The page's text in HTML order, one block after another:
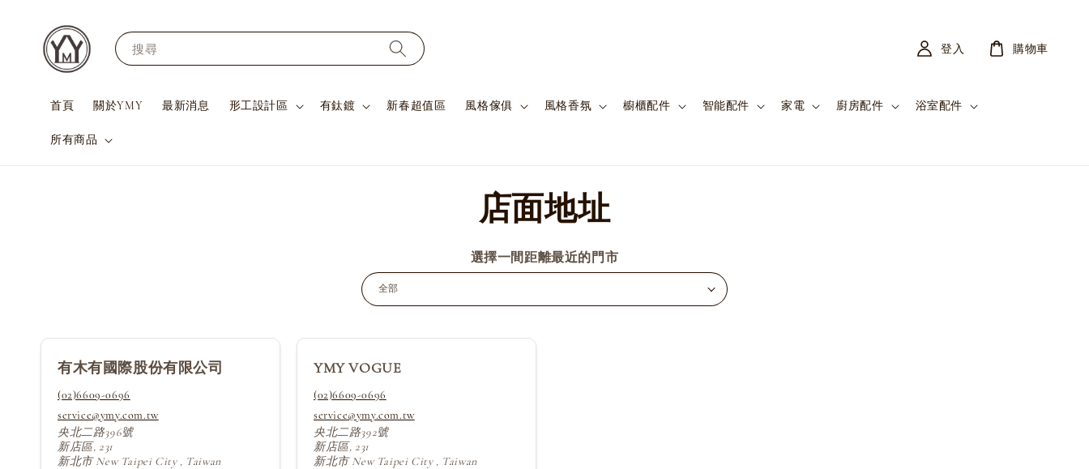
搜尋
首頁 關於YMY 最新消息 形工設計區 有鈦鍍 新春超值區 風格傢俱 風格香氛 櫥櫃配件 智能配件 家電 廚房配件 浴室配件
所有商品
登入 購物車
店面地址
選擇一間距離最近的門市
有木有國際股份有限公司
(02)6609-0696
service@ymy.com.tw
央北二路396號
新店區, 231
新北市 New Taipei City , Taiwan
YMY VOGUE
(02)6609-0696
service@ymy.com.tw
央北二路392號
新店區, 231
新北市 New Taipei City , Taiwan